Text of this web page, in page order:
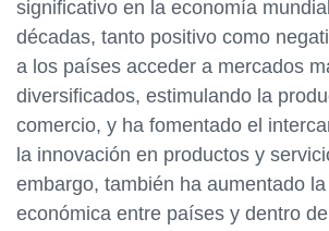
significativo en la economía
décadas, tanto positivo como
a los países acceder a mercados
diversificados, estimulando la
comercio, y ha fomentado el
la innovación en productos y
embargo, también ha aumentado
económica entre países y dentro